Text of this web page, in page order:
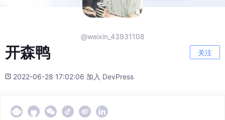
@weixin_43931108
开森鸭 关注
2022-06-28 17:02:06 加入 DevPress